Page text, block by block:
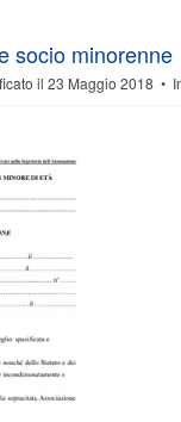
socio minorenne
il 23 Maggio 2018